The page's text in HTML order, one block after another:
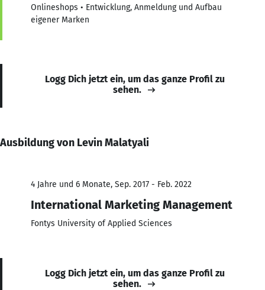
Onlineshops • Entwicklung, Anmeldung und Aufbau
eigener Marken
Logg Dich jetzt ein, um das ganze Profil zu
sehen.
Ausbildung von Levin Malatyali
4 Jahre und 6 Monate, Sep. 2017 - Feb. 2022
International Marketing Management
Fontys University of Applied Sciences
Logg Dich jetzt ein, um das ganze Profil zu
sehen.